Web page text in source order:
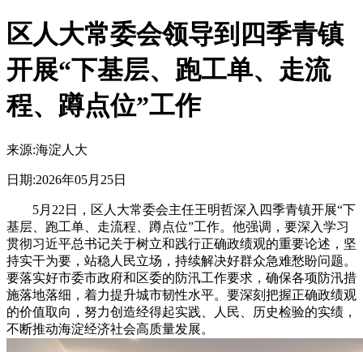
区人大常委会领导到四季青镇
开展“下基层、跑工单、走流
程、蹲点位”工作
来源:海淀人大
日期:2026年05月25日
5月22日，区人大常委会主任王明哲深入四季青镇开展“下
基层、跑工单、走流程、蹲点位”工作。他强调，要深入学习
贯彻习近平总书记关于树立和践行正确政绩观的重要论述，坚
持实干为要，站稳人民立场，持续解决好群众急难愁盼问题。
要落实好市委市政府和区委的防汛工作要求，确保各项防汛措
施落地落细，着力提升城市韧性水平。要深刻把握正确政绩观
的价值取向，努力创造经得起实践、人民、历史检验的实绩，
不断推动海淀经济社会高质量发展。